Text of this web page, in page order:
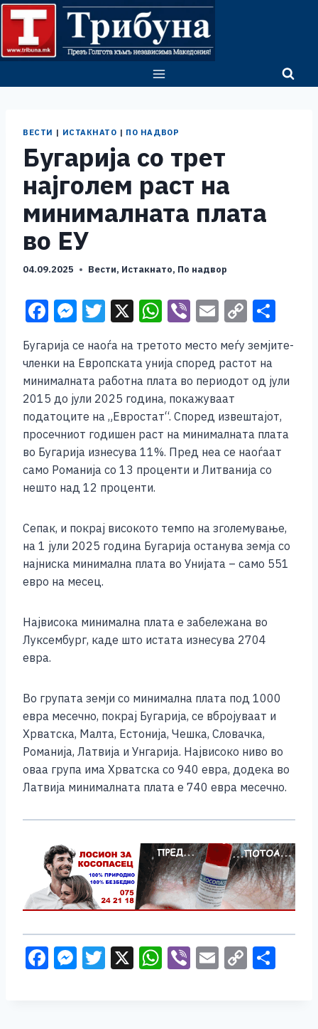
Skip
content
ВЕСТИ | ИСТАКНАТО | ПО НАДВОР
Бугарија со трет
најголем раст на
минималната плата
во ЕУ
04.09.2025 Вести, Истакнато, По надвор
F
c
e
b
o
o
k
M
ss
e
n
g
er
T
wi
tt
er
X W
at
s
A
p
p
Vi
er
E
m
ai
l
C
p
y
n
k
ar
e
Бугарија се наоѓа на третото место меѓу земјите-
членки на Европската унија според растот на
минималната работна плата во периодот од јули
2015 до јули 2025 година, покажуваат
податоците на „Евростат“. Според извештајот,
просечниот годишен раст на минималната плата
во Бугарија изнесува 11%. Пред неа се наоѓаат
само Романија со 13 проценти и Литванија со
нешто над 12 проценти.
Сепак, и покрај високото темпо на зголемување,
на 1 јули 2025 година Бугарија останува земја со
најниска минимална плата во Унијата – само 551
евро на месец.
Највисока минимална плата е забележана во
Луксембург, каде што истата изнесува 2704
евра.
Во групата земји со минимална плата под 1000
евра месечно, покрај Бугарија, се вбројуваат и
Хрватска, Малта, Естонија, Чешка, Словачка,
Романија, Латвија и Унгарија. Највисоко ниво во
оваа група има Хрватска со 940 евра, додека во
Латвија минималната плата е 740 евра месечно.
F M T X W Vi E C